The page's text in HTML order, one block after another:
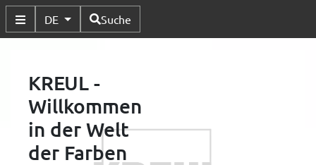
Untermenü Umschalten
DE Verfügbare Sprachen
Suche
KREUL -
Willkommen
in der Welt
der Farben